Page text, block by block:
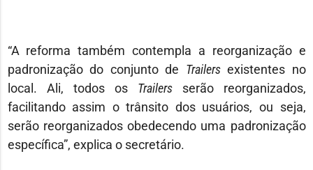
“A reforma também contempla a reorganização e
padronização do conjunto de Trailersexistentes no
local. Ali, todos os Trailersserão reorganizados,
facilitando assim o trânsito dos usuários, ou seja,
serão reorganizados obedecendo uma padronização
específica”, explica o secretário.